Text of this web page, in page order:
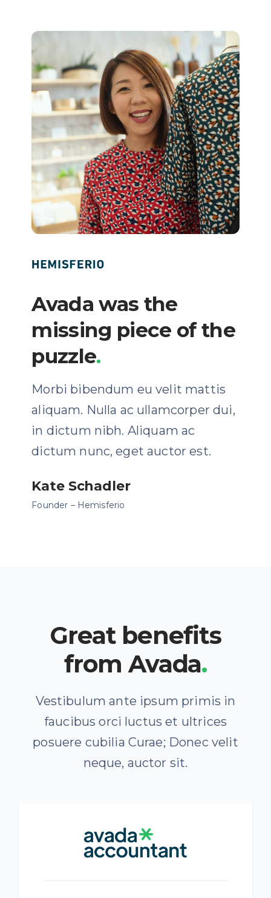
Avada was the
missing piece of the
puzzle.
Morbi bibendum eu velit mattis
aliquam. Nulla ac ullamcorper dui,
in dictum nibh. Aliquam ac
dictum nunc, eget auctor est.
Kate Schadler
Founder – Hemisferio
Great benefits
from Avada.
Vestibulum ante ipsum primis in
faucibus orci luctus et ultrices
posuere cubilia Curae; Donec velit
neque, auctor sit.